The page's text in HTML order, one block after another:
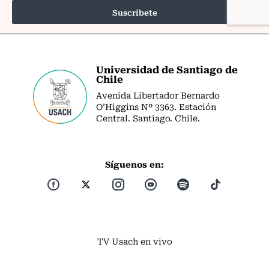
Universidad de Santiago de
Chile
Avenida Libertador Bernardo
O’Higgins Nº 3363. Estación
Central. Santiago. Chile.
Síguenos en:
TV Usach en vivo